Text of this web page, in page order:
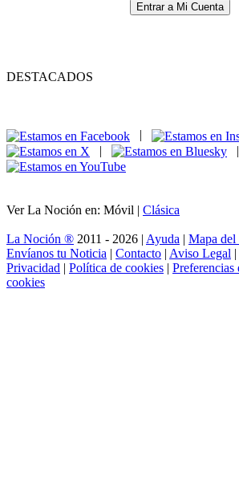
Entrar a Mi Cuenta
DESTACADOS
|
Ver La Noción en: Móvil | Clásica
La Noción ® 2011 - 2026 | Ayuda | Mapa del
Envíanos tu Noticia | Contacto | Aviso Legal |
Privacidad | Política de cookies | Preferencias
cookies